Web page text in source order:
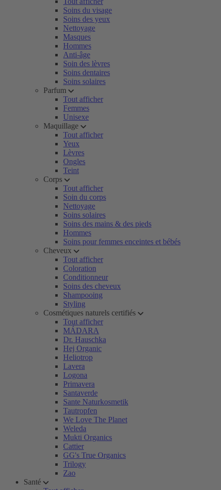
Soins du visage
Soins des yeux
Nettoyage
Masques
Hommes
Anti-âge
Soin des lèvres
Soins dentaires
Soins solaires
Parfum
Tout afficher
Femmes
Unisexe
Maquillage
Tout afficher
Yeux
Lèvres
Ongles
Teint
Corps
Tout afficher
Soin du corps
Nettoyage
Soins solaires
Soins des mains & des pieds
Hommes
Soins pour femmes enceintes et bébés
Cheveux
Tout afficher
Coloration
Conditionneur
Soins des cheveux
Shampooing
Styling
Cosmétiques naturels certifiés
Tout afficher
MÁDARA
Dr. Hauschka
Hej Organic
Heliotrop
Lavera
Logona
Primavera
Santaverde
Sante Naturkosmetik
Tautropfen
We Love The Planet
Weleda
Mukti Organics
Cattier
GG's True Organics
Trilogy
Zao
Santé